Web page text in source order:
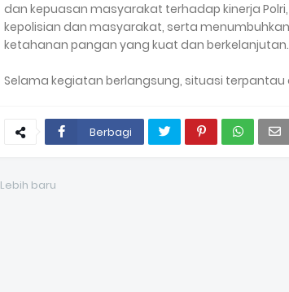
dan kepuasan masyarakat terhadap kinerja
kepolisian dan masyarakat, serta
ketahanan pangan yang kuat dan berkelanjutan.
Selama kegiatan berlangsung, situasi terpantau
Berbagi
Lebih baru